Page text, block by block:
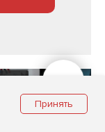
Принять